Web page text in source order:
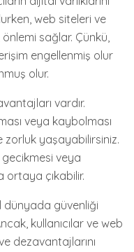
web siteleri ve
sağlar. Çünkü,
engellenmiş olur
olur.
vardır.
veya kaybolması
zorluk yaşayabilirsiniz.
gecikmesi veya
ortaya çıkabilir.
dünyada güvenliği
kullanıcılar ve web
dezavantajlarını